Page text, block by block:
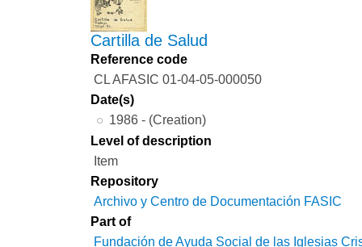
Cartilla de Salud
Reference code
CL AFASIC 01-04-05-000050
Date(s)
1986 - (Creation)
Level of description
Item
Repository
Archivo y Centro de Documentación FASIC
Part of
Fundación de Ayuda Social de las Iglesias